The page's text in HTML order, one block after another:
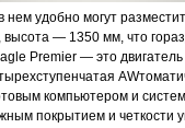
удобно могут
— 1350 мм, что
Premier — это
компьютером и
покрытием и четкости